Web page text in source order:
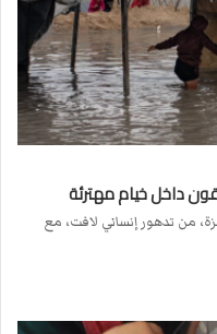
داخل خيام مهترئة
من تدهور إنساني لافت، مع